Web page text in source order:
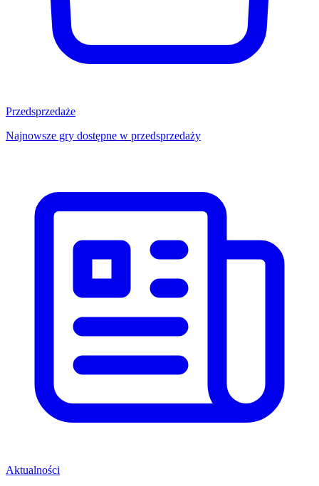
Przedsprzedaże
Najnowsze gry dostępne w przedsprzedaży
Aktualności